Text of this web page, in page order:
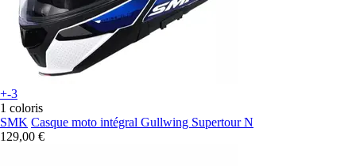
+-3
1 coloris
SMK Casque moto intégral Gullwing Supertour N
129,00 €